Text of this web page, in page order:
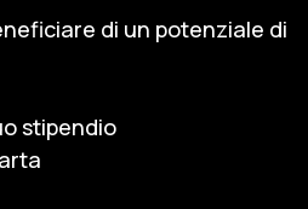
di un potenziale di
stipendio